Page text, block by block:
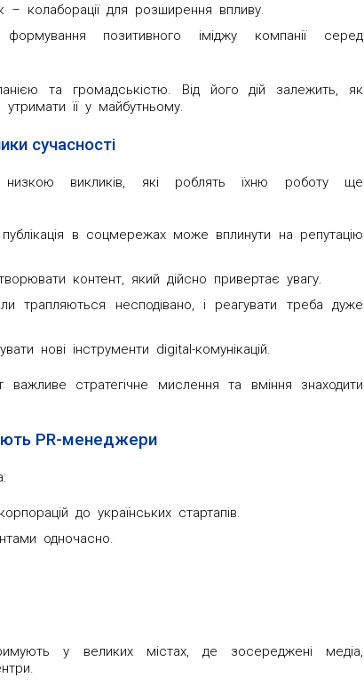
колаборації для розширення впливу.
позитивного іміджу компанії серед
та громадськістю. Від його дій залежить, як
її у майбутньому.
сучасності
низкою викликів, які роблять їхню роботу ще
в соцмережах може вплинути на репутацію
контент, який дійсно привертає увагу.
трапляються несподівано, і реагувати треба дуже
нові інструменти digital-комунікацій.
стратегічне мислення та вміння знаходити
PR-менеджери
до українських стартапів.
одночасно.
у великих містах, де зосереджені медіа,